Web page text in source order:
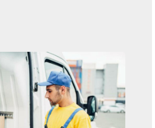
الدوري الفرنسي
الدوري الأوروبي
الدوري السعودي
الدوري المصري